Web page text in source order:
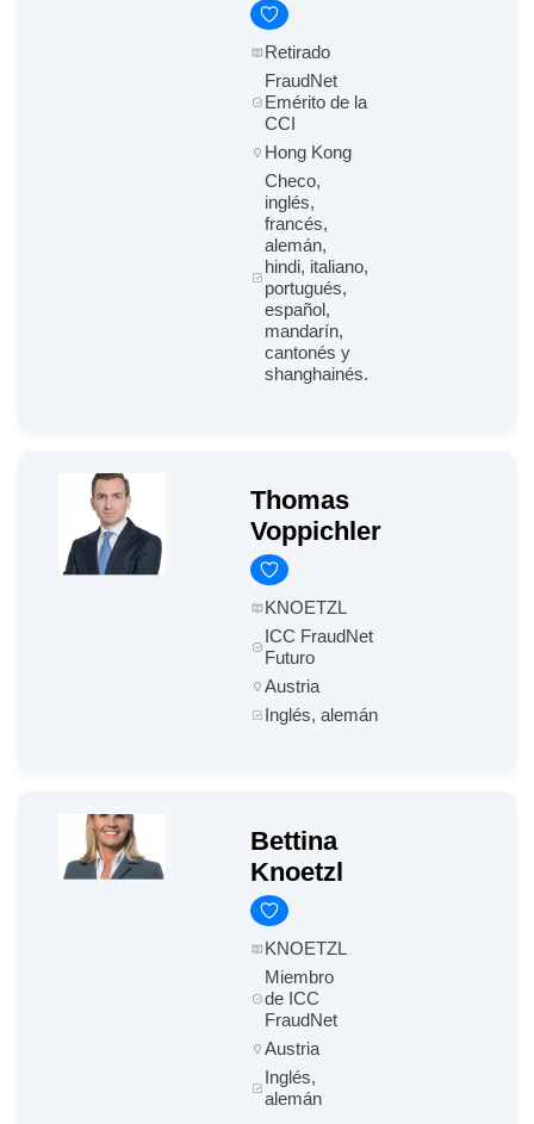
Retirado
FraudNet
Emérito de la
CCI
Hong Kong
Checo,
inglés,
francés,
alemán,
hindi, italiano,
portugués,
español,
mandarín,
cantonés y
shanghainés.
Thomas
Voppichler
KNOETZL
ICC FraudNet
Futuro
Austria
Inglés, alemán
Bettina
Knoetzl
KNOETZL
Miembro
de ICC
FraudNet
Austria
Inglés,
alemán